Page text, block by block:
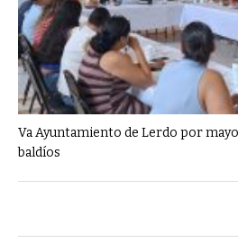
Va Ayuntamiento de Lerdo por
baldíos